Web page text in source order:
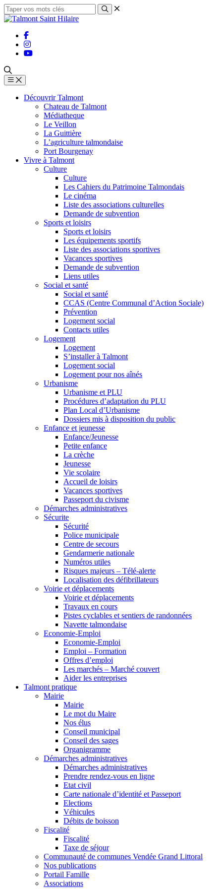
Découvrir Talmont
Chateau de Talmont
Médiatheque
Le Veillon
La Guittière
L’agriculture talmondaise
Port Bourgenay
Vivre à Talmont
Culture
Culture
Les Cahiers du Patrimoine Talmondais
Le cinéma
Liste des associations culturelles
Demande de subvention
Sports et loisirs
Sports et loisirs
Les équipements sportifs
Liste des associations sportives
Vacances sportives
Demande de subvention
Liens utiles
Social et santé
Social et santé
CCAS (Centre Communal d’Action Sociale)
Prévention
Logement social
Contacts utiles
Logement
Logement
S’installer à Talmont
Logement social
Logement pour nos aînés
Urbanisme
Urbanisme et PLU
Procédures d’adaptation du PLU
Plan Local d’Urbanisme
Dossiers mis à disposition du public
Enfance et jeunesse
Enfance/Jeunesse
Petite enfance
La crèche
Jeunesse
Vie scolaire
Accueil de loisirs
Vacances sportives
Passeport du civisme
Démarches administratives
Sécurite
Sécurité
Police municipale
Centre de secours
Gendarmerie nationale
Numéros utiles
Risques majeurs – Télé-alerte
Localisation des défibrillateurs
Voirie et déplacements
Voirie et déplacements
Travaux en cours
Pistes cyclables et sentiers de randonnées
Navette talmondaise
Economie-Emploi
Economie-Emploi
Emploi – Formation
Offres d’emploi
Les marchés – Marché couvert
Aider les entreprises
Talmont pratique
Mairie
Mairie
Le mot du Maire
Nos élus
Conseil municipal
Conseil des sages
Organigramme
Démarches administratives
Démarches administratives
Prendre rendez-vous en ligne
Etat civil
Carte nationale d’identité et Passeport
Elections
Véhicules
Débits de boisson
Fiscalité
Fiscalité
Taxe de séjour
Communauté de communes Vendée Grand Littoral
Nos publications
Portail Famille
Associations